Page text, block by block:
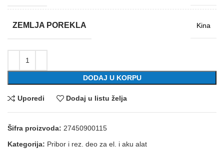
ZEMLJA POREKLA Kina
DODAJ U KORPU
Uporedi Dodaj u listu želja
Šifra proizvoda: 27450900115
Kategorija: Pribor i rez. deo za el. i aku alat